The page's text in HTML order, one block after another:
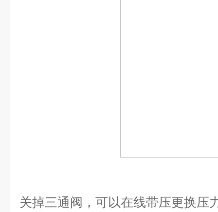
关掉三通阀，可以在线带压更换压